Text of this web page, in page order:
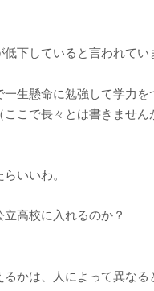
下していると言われてい
生懸命に勉強して学力
こで長々とは書きません
いいわ。
高校に入れるのか？
かは、人によって異なる